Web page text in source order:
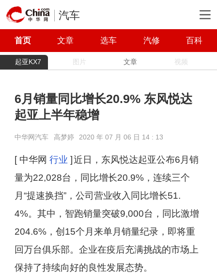
汽车
首页 文章 选车 汽修 百科
起亚KX7 图片 文章 视频
6月销量同比增长20.9% 东风悦达
起亚上半年稳增
中华网汽车 高梦婷 2020 年 07 月 06 日 14 : 13
[ 中华网 行业 ] 近日，东风悦达起亚公布6月销
量为22,028台，同比增长20.9%，连续三个
月“提速换挡”，公司营业收入同比增长51.
4%。其中，智跑销量突破9,000台，同比激增
204.6%，创15个月来单月销量纪录，即将重
回万台俱乐部。企业在疫后充满挑战的市场上
保持了持续向好的良性发展态势。